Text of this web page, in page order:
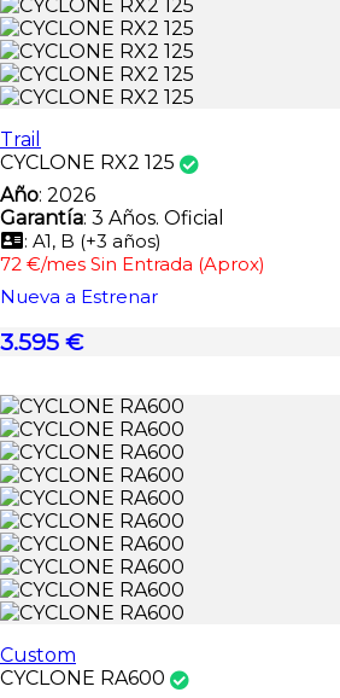
Trail
CYCLONE RX2 125
Año: 2026
Garantía: 3 Años. Oficial
: A1, B (+3 años)
72 €/mes Sin Entrada (Aprox)
Nueva a Estrenar
3.595 €
Custom
CYCLONE RA600